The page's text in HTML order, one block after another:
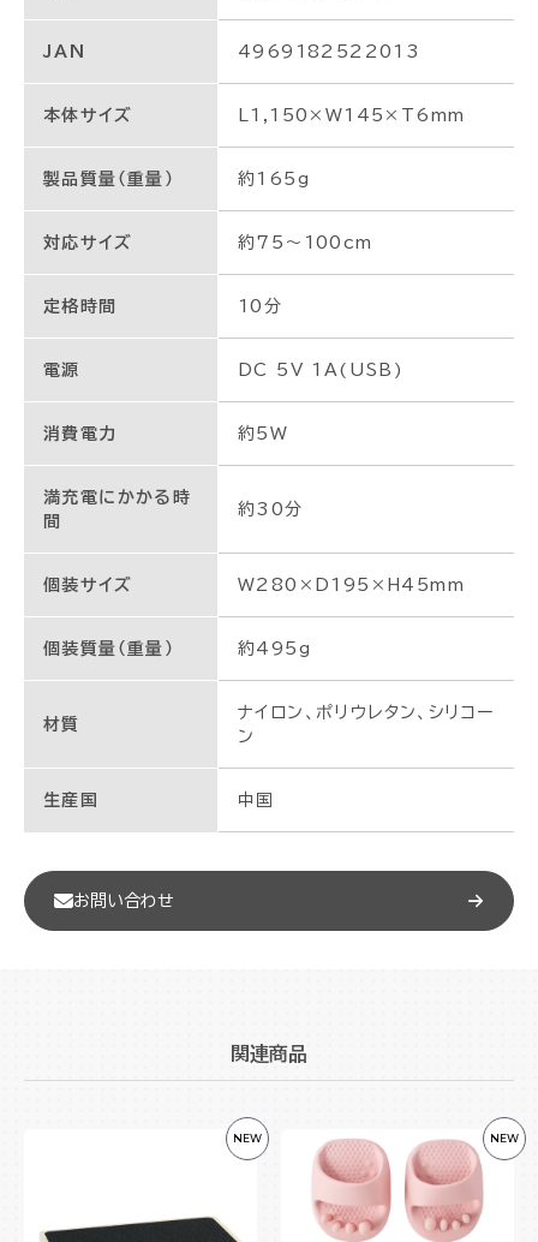
JAN 4969182522013
本体サイズ L1,150×W145×T6mm
製品質量（重量） 約165g
対応サイズ 約75～100cm
定格時間 10分
電源 DC 5V 1A(USB)
消費電力 約5W
満充電にかかる時
間
約30分
個装サイズ W280×D195×H45mm
個装質量（重量） 約495g
材質
ナイロン、ポリウレタン、シリコー
ン
生産国 中国
お問い合わせ
関連商品
NEW NEW